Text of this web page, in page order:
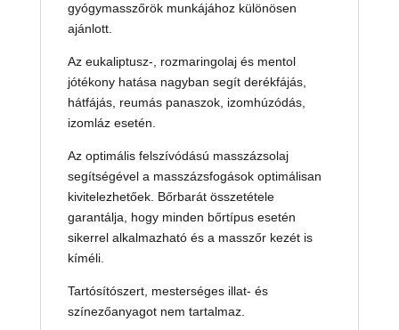
gyógymasszőrök munkájához különösen
ajánlott.
Az eukaliptusz-, rozmaringolaj és mentol
jótékony hatása nagyban segít derékfájás,
hátfájás, reumás panaszok, izomhúzódás,
izomláz esetén.
Az optimális felszívódású masszázsolaj
segítségével a masszázsfogások optimálisan
kivitelezhetőek. Bőrbarát összetétele
garantálja, hogy minden bőrtípus esetén
sikerrel alkalmazható és a masszőr kezét is
kíméli.
Tartósítószert, mesterséges illat- és
színezőanyagot nem tartalmaz.